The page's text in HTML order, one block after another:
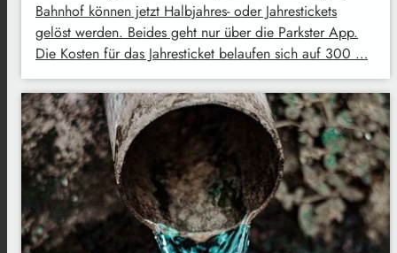
Bahnhof können jetzt Halbjahres- oder Jahrestickets
gelöst werden. Beides geht nur über die Parkster App.
Die Kosten für das Jahresticket belaufen sich auf 300 …